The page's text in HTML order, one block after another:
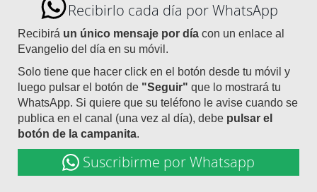
Recibirlo cada día por WhatsApp
Recibirá un único mensaje por día con un enlace al
Evangelio del día en su móvil.
Solo tiene que hacer click en el botón desde tu móvil y
luego pulsar el botón de "Seguir" que lo mostrará tu
WhatsApp. Si quiere que su teléfono le avise cuando se
publica en el canal (una vez al día), debe pulsar el
botón de la campanita.
Suscribirme por Whatsapp